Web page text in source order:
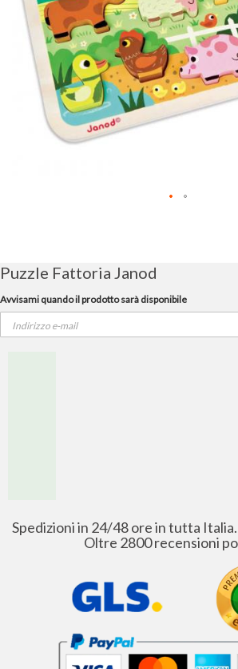
galleria
di
immagini
Puzzle Fattoria Janod
Avvisami quando il prodotto sarà disponibile
Spedizioni in 24/48 ore in tutta
Oltre 2800 recensioni